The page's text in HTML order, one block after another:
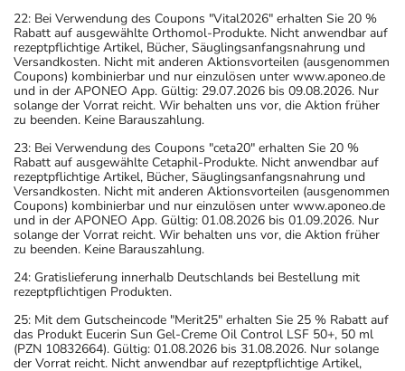
22: Bei Verwendung des Coupons "Vital2026" erhalten Sie 20 %
Rabatt auf ausgewählte Orthomol-Produkte. Nicht anwendbar auf
rezeptpflichtige Artikel, Bücher, Säuglingsanfangsnahrung und
Versandkosten. Nicht mit anderen Aktionsvorteilen (ausgenommen
Coupons) kombinierbar und nur einzulösen unter www.aponeo.de
und in der APONEO App. Gültig: 29.07.2026 bis 09.08.2026. Nur
solange der Vorrat reicht. Wir behalten uns vor, die Aktion früher
zu beenden. Keine Barauszahlung.
23: Bei Verwendung des Coupons "ceta20" erhalten Sie 20 %
Rabatt auf ausgewählte Cetaphil-Produkte. Nicht anwendbar auf
rezeptpflichtige Artikel, Bücher, Säuglingsanfangsnahrung und
Versandkosten. Nicht mit anderen Aktionsvorteilen (ausgenommen
Coupons) kombinierbar und nur einzulösen unter www.aponeo.de
und in der APONEO App. Gültig: 01.08.2026 bis 01.09.2026. Nur
solange der Vorrat reicht. Wir behalten uns vor, die Aktion früher
zu beenden. Keine Barauszahlung.
24: Gratislieferung innerhalb Deutschlands bei Bestellung mit
rezeptpflichtigen Produkten.
25: Mit dem Gutscheincode "Merit25" erhalten Sie 25 % Rabatt auf
das Produkt Eucerin Sun Gel-Creme Oil Control LSF 50+, 50 ml
(PZN 10832664). Gültig: 01.08.2026 bis 31.08.2026. Nur solange
der Vorrat reicht. Nicht anwendbar auf rezeptpflichtige Artikel,